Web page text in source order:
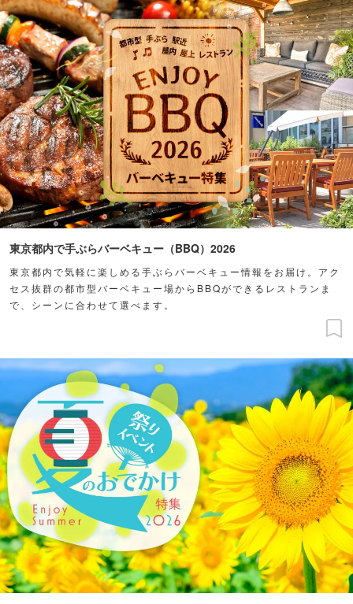
東京都内で手ぶらバーベキュー（BBQ）2026
東京都内で気軽に楽しめる手ぶらバーベキュー情報をお届け。アク
セス抜群の都市型バーベキュー場からBBQができるレストランま
で、シーンに合わせて選べます。